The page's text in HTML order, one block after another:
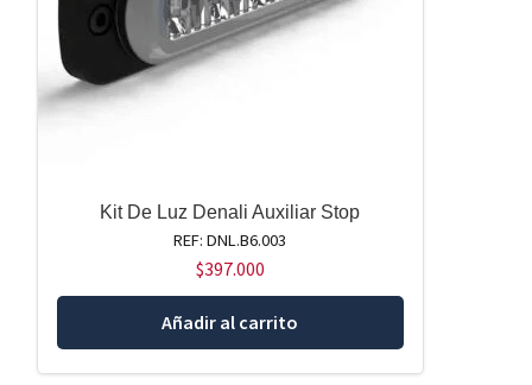
Kit De Luz Denali Auxiliar Stop
REF: DNL.B6.003
$397.000
Añadir al carrito